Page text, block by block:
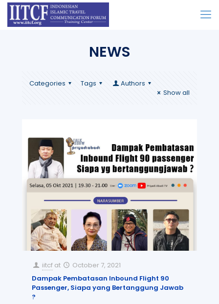
NEWS
Categories Tags
Authors
Show all
iitcf at
October 7, 2021
Dampak Pembatasan Inbound Flight 90
Passenger, Siapa yang Bertanggung Jawab
?